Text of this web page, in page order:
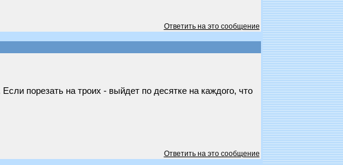
Ответить на это сообщение
порезать на троих - выйдет по десятке на каждого, что
Ответить на это сообщение